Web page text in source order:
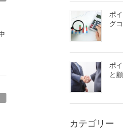
ポ
グ
ポ
と
カテゴリー